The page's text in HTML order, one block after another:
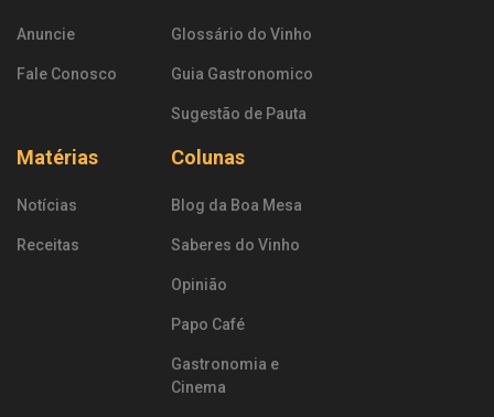
Anuncie
Fale Conosco
Glossário do Vinho
Guia Gastronomico
Sugestão de Pauta
Matérias
Notícias
Receitas
Colunas
Blog da Boa Mesa
Saberes do Vinho
Opinião
Papo Café
Gastronomia e
Cinema